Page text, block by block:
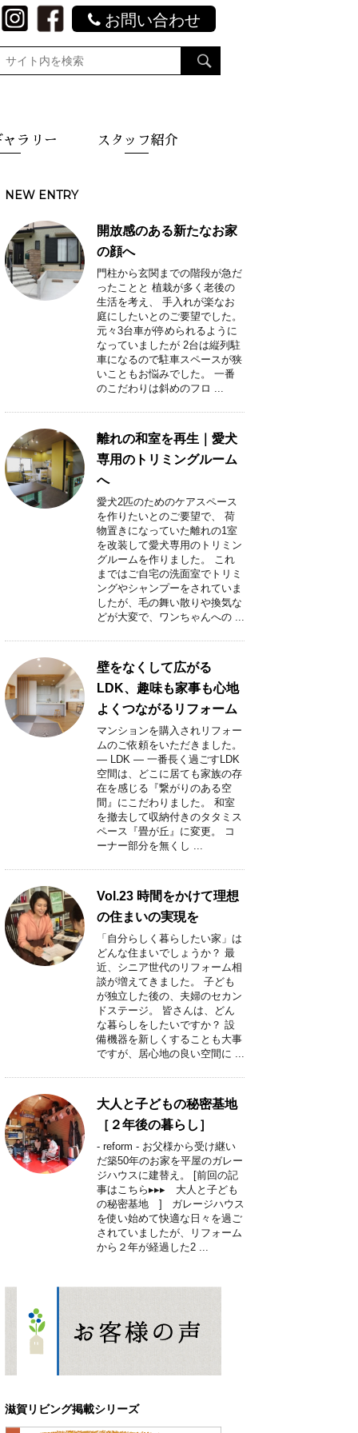
お問い合わせ
ラリー スタッフ紹介
NEW ENTRY
開放感のある新たなお家
の顔へ
門柱から玄関までの階段が急だ
ったことと 植栽が多く老後の
生活を考え、 手入れが楽なお
庭にしたいとのご要望でした。
元々3台車が停められるように
なっていましたが 2台は縦列駐
車になるので駐車スペースが狭
いこともお悩みでした。 一番
のこだわりは斜めのフロ ...
離れの和室を再生｜愛犬
専用のトリミングルーム
へ
愛犬2匹のためのケアスペース
を作りたいとのご要望で、 荷
物置きになっていた離れの1室
を改装して愛犬専用のトリミン
グルームを作りました。 これ
まではご自宅の洗面室でトリミ
ングやシャンプーをされていま
したが、毛の舞い散りや換気な
どが大変で、ワンちゃんへの ...
壁をなくして広がる
LDK、趣味も家事も心地
よくつながるリフォーム
マンションを購入されリフォー
ムのご依頼をいただきました。
― LDK ― 一番長く過ごすLDK
空間は、どこに居ても家族の存
在を感じる『繋がりのある空
間』にこだわりました。 和室
を撤去して収納付きのタタミス
ペース『畳が丘』に変更。 コ
ーナー部分を無くし ...
Vol.23 時間をかけて理想
の住まいの実現を
「自分らしく暮らしたい家」は
どんな住まいでしょうか？ 最
近、シニア世代のリフォーム相
談が増えてきました。 子ども
が独立した後の、夫婦のセカン
ドステージ。 皆さんは、どん
な暮らしをしたいですか？ 設
備機器を新しくすることも大事
ですが、居心地の良い空間に ...
大人と子どもの秘密基地
［２年後の暮らし］
- reform - お父様から受け継い
だ築50年のお家を平屋のガレー
ジハウスに建替え。 [前回の記
事はこちら▸▸▸ 大人と子ども
の秘密基地 ] ガレージハウス
を使い始めて快適な日々を過ご
されていましたが、リフォーム
から２年が経過した2 ...
滋賀リビング掲載シリーズ